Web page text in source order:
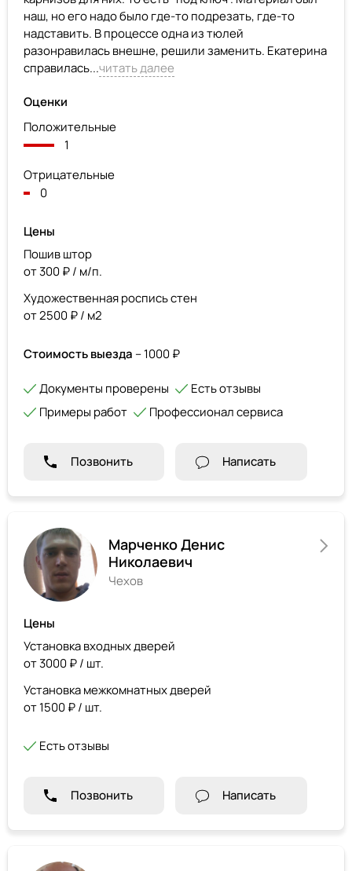
наш, но его надо было где-то подрезать, где-то
надставить. В процессе одна из тюлей
разонравилась внешне, решили заменить. Екатерина
справилась...читать далее
Оценки
Положительные
1
Отрицательные
0
Цены
Пошив штор
от 300 ₽ / м/п.
Художественная роспись стен
от 2500 ₽ / м2
Стоимость выезда – 1000 ₽
Документы проверены
Есть отзывы
Примеры работ
Профессионал сервиса
Позвонить Написать
Марченко Денис
Николаевич
Чехов
Цены
Установка входных дверей
от 3000 ₽ / шт.
Установка межкомнатных дверей
от 1500 ₽ / шт.
Есть отзывы
Позвонить Написать